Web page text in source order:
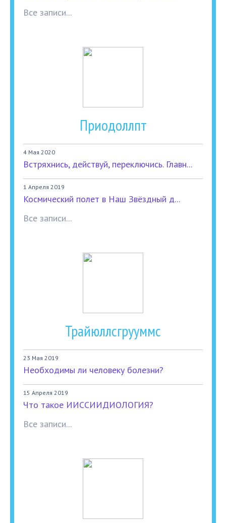
Все записи...
Приодоллпт
4 Мая 2020
Встряхнись, действуй, переключись. Главн...
1 Апреля 2019
Космический полет в Наш Звёздный д...
Все записи...
Трайюллсгрууммс
23 Мая 2019
Необходимы ли человеку болезни?
15 Апреля 2019
Что такое ИИССИИДИОЛОГИЯ?
Все записи...